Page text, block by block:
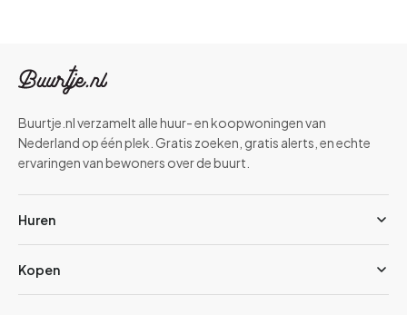
Buurtje.nl verzamelt alle huur- en koopwoningen van
Nederland op één plek. Gratis zoeken, gratis alerts, en echte
ervaringen van bewoners over de buurt.
Huren
Kopen